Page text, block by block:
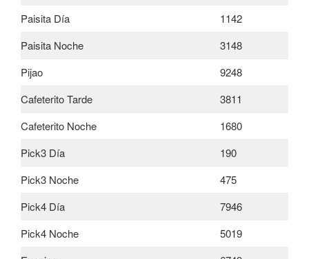
Paisita Día
1142
Paisita Noche
3148
Pijao
9248
Cafeterito Tarde
3811
Cafeterito Noche
1680
Pick3 Día
190
Pick3 Noche
475
Pick4 Día
7946
Pick4 Noche
5019